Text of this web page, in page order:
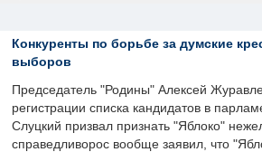
Конкуренты по борьбе за думские
выборов
Председатель "Родины" Алексей
регистрации списка кандидатов в
Слуцкий призвал признать "Яблоко"
справедливорос вообще заявил, что